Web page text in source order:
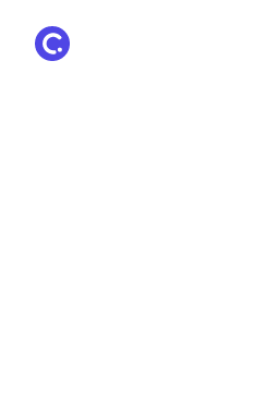
ClassPoint Logo